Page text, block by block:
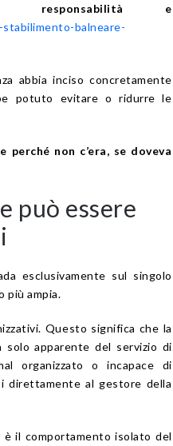
responsabilità e
balneare-
abbia inciso concretamente
potuto evitare o ridurre le
perché non c’era, se doveva
può essere
esclusivamente sul singolo
più ampia.
Questo significa che la
solo apparente del servizio di
organizzato o incapace di
direttamente al gestore della
il comportamento isolato del